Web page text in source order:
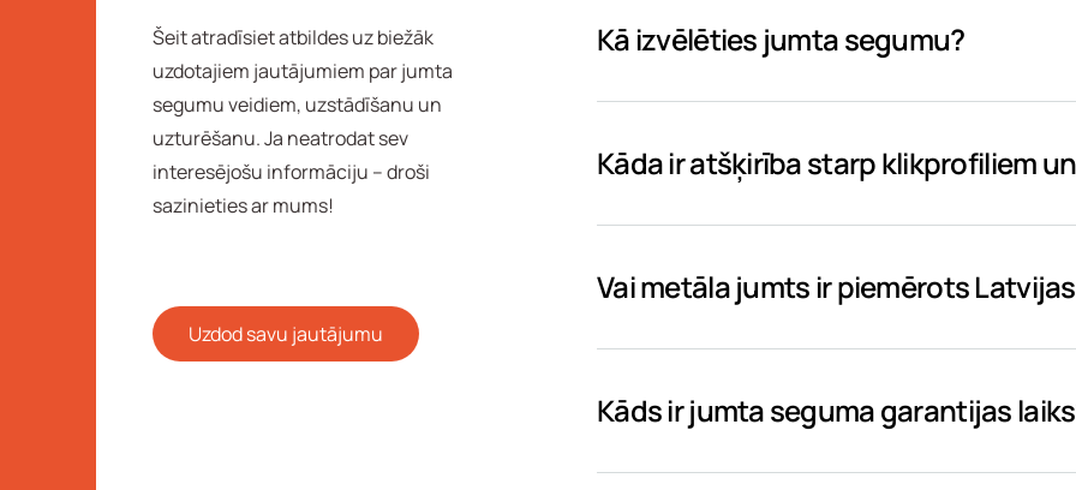
Šeit atradīsiet atbildes uz biežāk
uzdotajiem jautājumiem par jumta
segumu veidiem, uzstādīšanu un
uzturēšanu. Ja neatrodat sev
interesējošu informāciju – droši
sazinieties ar mums!
Uzdod savu jautājumu
Kā izvēlēties jumta segumu?
Kāda ir atšķirība starp klikprofiliem
Vai metāla jumts ir piemērots
Kāds ir jumta seguma garantijas